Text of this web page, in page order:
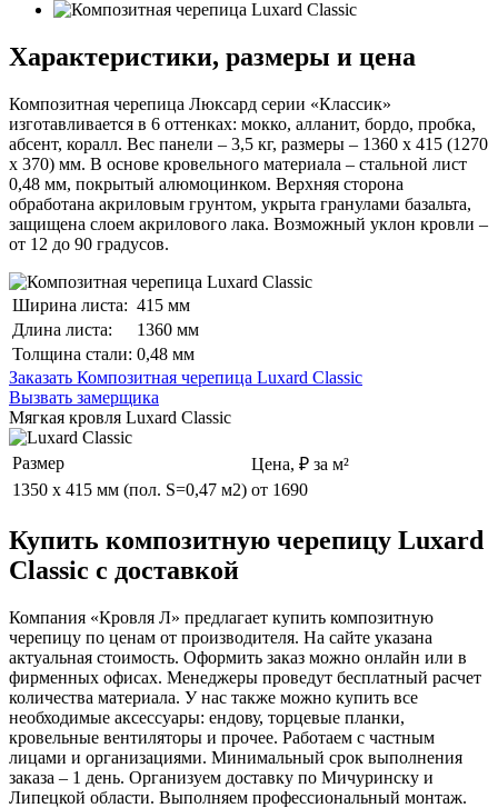
Характеристики, размеры и цена
Композитная черепица Люксард серии «Классик»
изготавливается в 6 оттенках: мокко, алланит, бордо, пробка,
абсент, коралл. Вес панели – 3,5 кг, размеры – 1360 х 415 (1270
х 370) мм. В основе кровельного материала – стальной лист
0,48 мм, покрытый алюмоцинком. Верхняя сторона
обработана акриловым грунтом, укрыта гранулами базальта,
защищена слоем акрилового лака. Возможный уклон кровли –
от 12 до 90 градусов.
Ширина листа: 415 мм
Длина листа:
1360 мм
Толщина стали: 0,48 мм
Заказать Композитная черепица Luxard Classic
Вызвать замерщика
Мягкая кровля Luxard Classic
Размер
Цена, ₽ за м²
1350 x 415 мм (пол. S=0,47 м2) от 1690
Купить композитную черепицу Luxard
Classic с доставкой
Компания «Кровля Л» предлагает купить композитную
черепицу по ценам от производителя. На сайте указана
актуальная стоимость. Оформить заказ можно онлайн или в
фирменных офисах. Менеджеры проведут бесплатный расчет
количества материала. У нас также можно купить все
необходимые аксессуары: ендову, торцевые планки,
кровельные вентиляторы и прочее. Работаем с частным
лицами и организациями. Минимальный срок выполнения
заказа – 1 день. Организуем доставку по Мичуринску и
Липецкой области. Выполняем профессиональный монтаж.